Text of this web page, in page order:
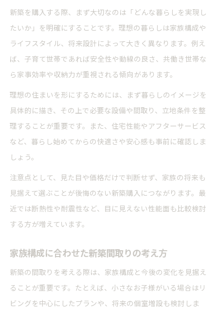
新築を購入する際、まず大切なのは「どんな暮らしを実現し
たいか」を明確にすることです。理想の暮らしは家族構成や
ライフスタイル、将来設計によって大きく異なります。例え
ば、子育て世帯であれば安全性や動線の良さ、共働き世帯な
ら家事効率や収納力が重視される傾向があります。
理想の住まいを形にするためには、まず暮らしのイメージを
具体的に描き、その上で必要な設備や間取り、立地条件を整
理することが重要です。また、住宅性能やアフターサービス
など、暮らし始めてからの快適さや安心感も事前に確認しま
しょう。
注意点として、見た目や価格だけで判断せず、家族の将来も
見据えて選ぶことが後悔のない新築購入につながります。最
近では断熱性や耐震性など、目に見えない性能面も比較検討
する方が増えています。
家族構成に合わせた新築間取りの考え方
新築の間取りを考える際は、家族構成と今後の変化を見据え
ることが重要です。たとえば、小さなお子様がいる場合はリ
ビングを中心にしたプランや、将来の個室増設も検討しま